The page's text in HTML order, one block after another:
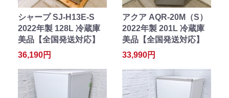
シャープ SJ-H13E-S
2022年製 128L 冷蔵庫
美品【全国発送対応】
36,190円
アクア AQR-20M（S）
2022年製 201L 冷蔵庫
美品【全国発送対応】
33,990円